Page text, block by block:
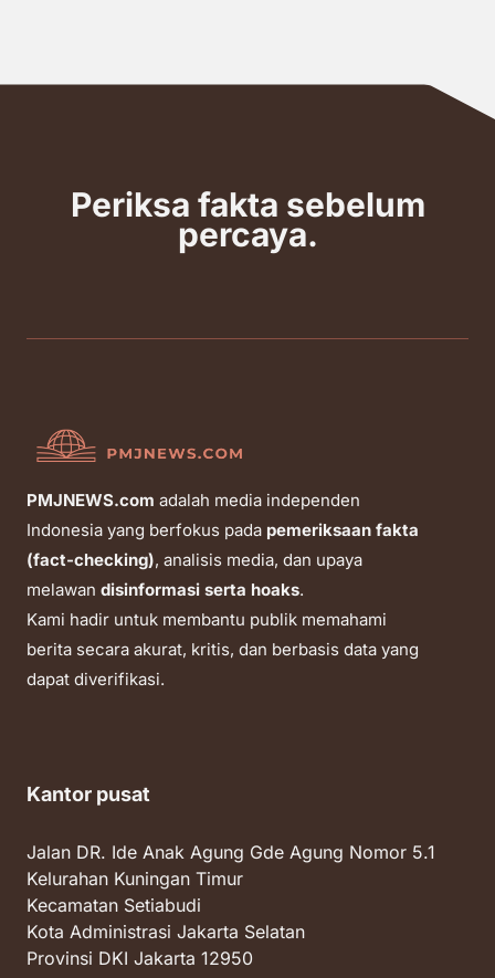
Periksa fakta sebelum
percaya.
PMJNEWS.com adalah media independen
Indonesia yang berfokus pada pemeriksaan fakta
(fact-checking), analisis media, dan upaya
melawan disinformasi serta hoaks.
Kami hadir untuk membantu publik memahami
berita secara akurat, kritis, dan berbasis data yang
dapat diverifikasi.
Kantor pusat
Jalan DR. Ide Anak Agung Gde Agung Nomor 5.1
Kelurahan Kuningan Timur
Kecamatan Setiabudi
Kota Administrasi Jakarta Selatan
Provinsi DKI Jakarta 12950